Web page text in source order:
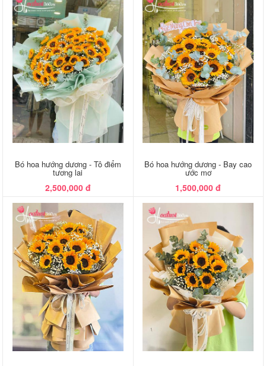
Bó hoa hướng dương - Tô điểm
tương lai
2,500,000 đ
Bó hoa hướng dương - Bay cao
ước mơ
1,500,000 đ